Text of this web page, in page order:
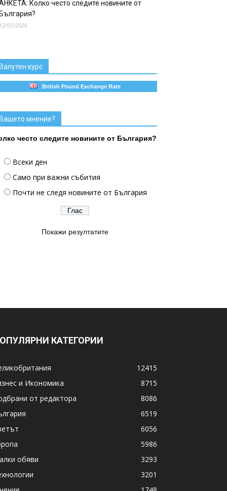
Колко често следите новините от
07/2026
курс
British Pound Exchange Rate
мнение?
често следите новините от България?
Всеки ден
Само при важни събития
Почти не следя новините от България
Покажи резултатите
КАТЕГОРИИ
12415
и Икономика
8715
от редактора
8086
6519
6056
5986
обяви
3293
3201